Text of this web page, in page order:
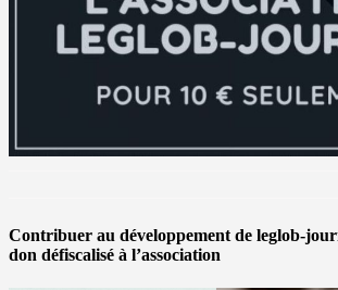
Contribuer au développement de leglob-
don défiscalisé à l’association